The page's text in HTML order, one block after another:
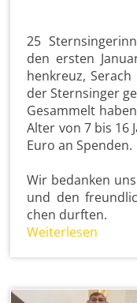
25
den ers­ten
hen­kreuz,
der Stern­sin­ger
Ge­sam­melt
Alter von 7 bis 16
Euro an Spen­den.
Wir be­dan­ken
und den
chen durf­ten.
Wei­ter­le­sen